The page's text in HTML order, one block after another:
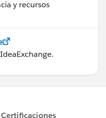
y recursos